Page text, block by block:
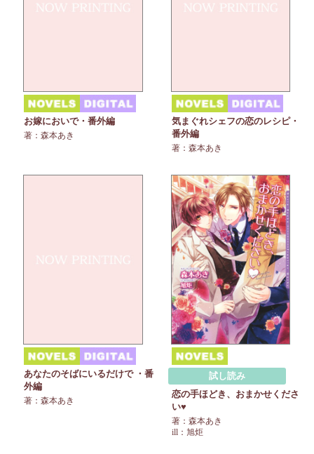
お嫁においで・番外編
著：森本あき
気まぐれシェフの恋のレシピ・
番外編
著：森本あき
あなたのそばにいるだけで ・番
外編
著：森本あき
試し読み
恋の手ほどき、おまかせくださ
い♥
著：森本あき
ill：旭炬